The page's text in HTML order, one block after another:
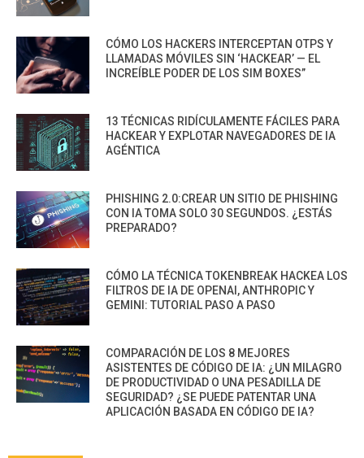
CÓMO LOS HACKERS INTERCEPTAN OTPS Y
LLAMADAS MÓVILES SIN ‘HACKEAR’ — EL
INCREÍBLE PODER DE LOS SIM BOXES”
13 TÉCNICAS RIDÍCULAMENTE FÁCILES PARA
HACKEAR Y EXPLOTAR NAVEGADORES DE IA
AGÉNTICA
PHISHING 2.0:CREAR UN SITIO DE PHISHING
CON IA TOMA SOLO 30 SEGUNDOS. ¿ESTÁS
PREPARADO?
CÓMO LA TÉCNICA TOKENBREAK HACKEA LOS
FILTROS DE IA DE OPENAI, ANTHROPIC Y
GEMINI: TUTORIAL PASO A PASO
COMPARACIÓN DE LOS 8 MEJORES
ASISTENTES DE CÓDIGO DE IA: ¿UN MILAGRO
DE PRODUCTIVIDAD O UNA PESADILLA DE
SEGURIDAD? ¿SE PUEDE PATENTAR UNA
APLICACIÓN BASADA EN CÓDIGO DE IA?